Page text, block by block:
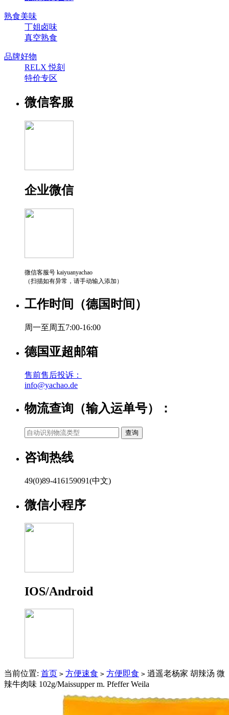
熟食美味
丁姐卤味
真空熟食
品牌好物
RELX 悦刻
特价专区
微信客服
企业微信
微信客服号 kaiyuanyachao
（扫描如有异常，请手动输入添加）
工作时间（德国时间）
周一至周五7:00-16:00
德国亚超邮箱
售前售后投诉：
info@yachao.de
物流查询（输入运单号）：
咨询热线
49(0)89-416159091(中文)
微信小程序
IOS/Android
当前位置: 首页 > 方便速食 > 方便即食 > 逍遥老杨家 胡辣汤 微
辣牛肉味 102g/Maissupper m. Pfeffer Weila